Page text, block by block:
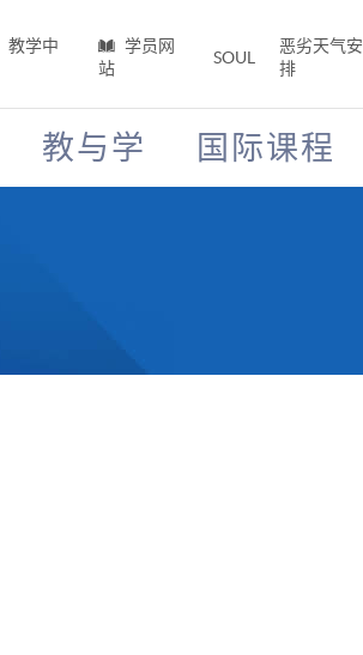
教学中
学员网
站
SOUL
恶劣天气安
排
教与学 国际课程